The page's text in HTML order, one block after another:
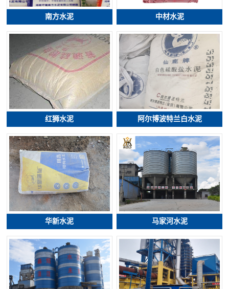
南方水泥 中材水泥
红狮水泥 阿尔博波特兰白水泥
华新水泥 马家河水泥